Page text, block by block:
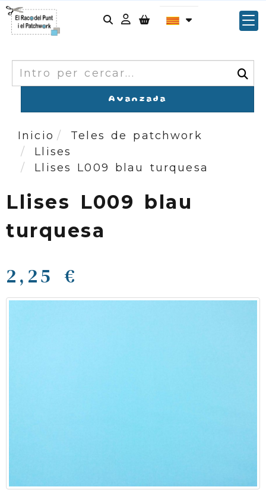
Identifícat
Cercar
Avanzada
Inicio
Teles de patchwork
Llises
Llises L009 blau turquesa
Llises L009 blau
turquesa
2,25 €